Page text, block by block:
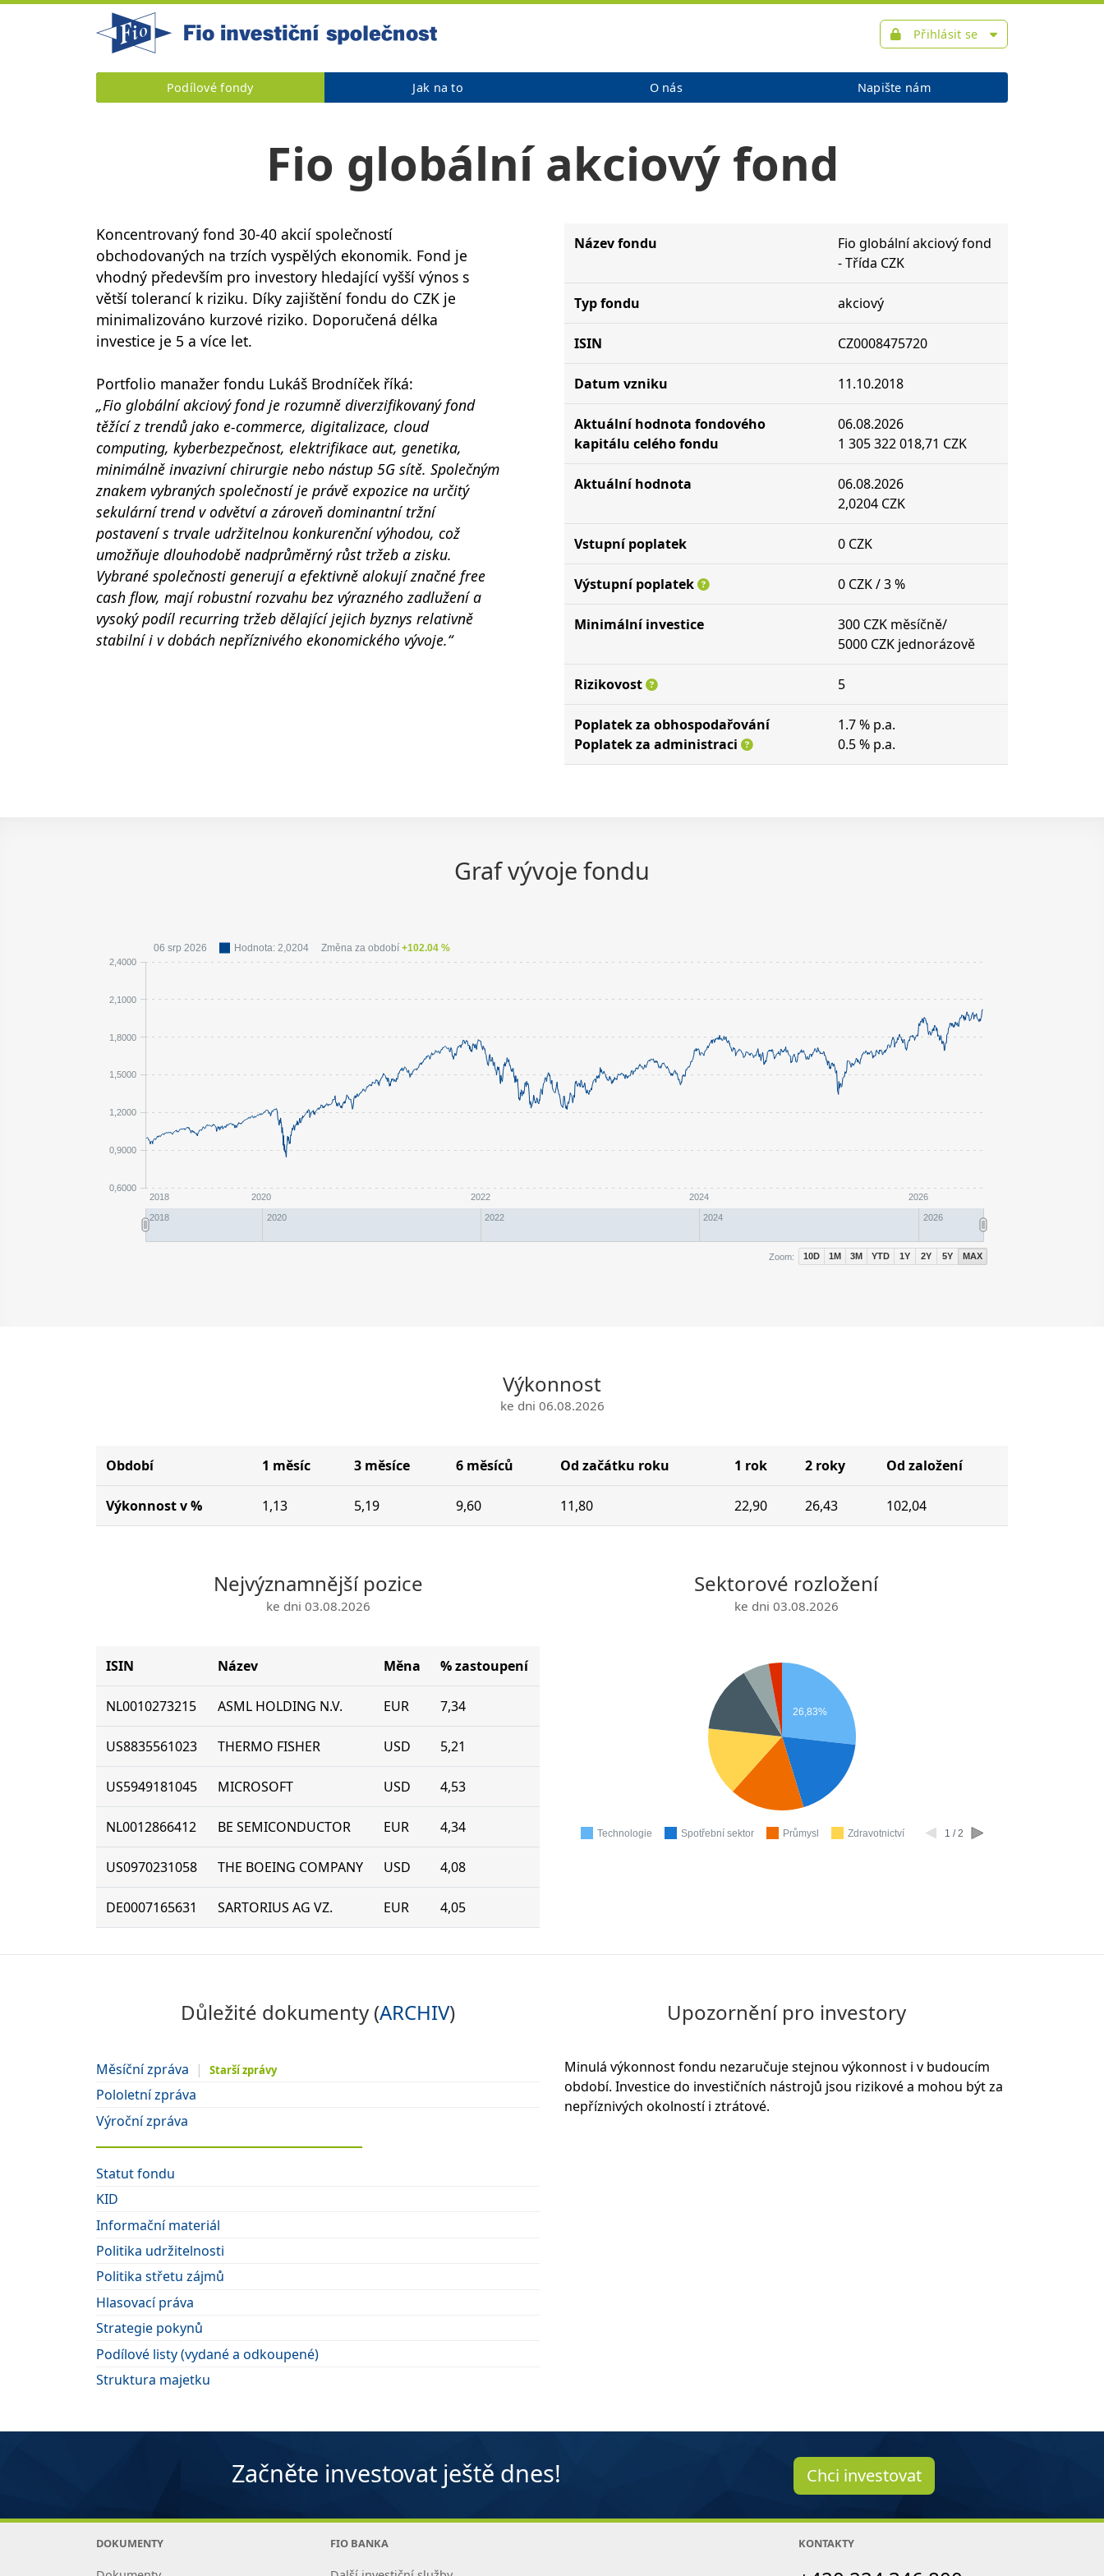
Přihlásit se
Podílové fondy Jak na to O nás Napište nám
Fio globální akciový fond
Koncentrovaný fond 30-40 akcií společností
obchodovaných na trzích vyspělých ekonomik. Fond je
vhodný především pro investory hledající vyšší výnos s
větší tolerancí k riziku. Díky zajištění fondu do CZK je
minimalizováno kurzové riziko. Doporučená délka
investice je 5 a více let.
Portfolio manažer fondu Lukáš Brodníček říká:
„Fio globální akciový fond je rozumně diverzifikovaný fond
těžící z trendů jako e-commerce, digitalizace, cloud
computing, kyberbezpečnost, elektrifikace aut, genetika,
minimálně invazivní chirurgie nebo nástup 5G sítě. Společným
znakem vybraných společností je právě expozice na určitý
sekulární trend v odvětví a zároveň dominantní tržní
postavení s trvale udržitelnou konkurenční výhodou, což
umožňuje dlouhodobě nadprůměrný růst tržeb a zisku.
Vybrané společnosti generují a efektivně alokují značné free
cash flow, mají robustní rozvahu bez výrazného zadlužení a
vysoký podíl recurring tržeb dělající jejich byznys relativně
stabilní i v dobách nepříznivého ekonomického vývoje.“
Název fondu
Fio globální akciový fond
- Třída CZK
Typ fondu akciový
ISIN CZ0008475720
Datum vzniku 11.10.2018
Aktuální hodnota fondového
kapitálu celého fondu
06.08.2026
1 305 322 018,71 CZK
Aktuální hodnota
06.08.2026
2,0204 CZK
Vstupní poplatek 0 CZK
Výstupní poplatek 0 CZK / 3 %
Minimální investice
300 CZK měsíčně/
5000 CZK jednorázově
Rizikovost 5
Poplatek za obhospodařování
Poplatek za administraci
1.7 % p.a.
0.5 % p.a.
Graf vývoje fondu
0,6000
0,9000
1,2000
1,5000
1,8000
2,1000
2,4000
2018 2022 2026
2020 2024
06 srp 2026 Hodnota: 2,0204 Změna za období +102.04 %
2018 2022 2026
2020 2024
Zoom: 10D 1M 3M YTD 1Y 2Y 5Y MAX
Výkonnost
ke dni 06.08.2026
Období 1 měsíc 3 měsíce 6 měsíců Od začátku roku 1 rok 2 roky Od založení
Výkonnost v % 1,13 5,19 9,60 11,80 22,90 26,43 102,04
Nejvýznamnější pozice
ke dni 03.08.2026
ISIN Název Měna % zastoupení
NL0010273215 ASML HOLDING N.V. EUR 7,34
US8835561023 THERMO FISHER USD 5,21
US5949181045 MICROSOFT USD 4,53
NL0012866412 BE SEMICONDUCTOR EUR 4,34
US0970231058 THE BOEING COMPANY USD 4,08
DE0007165631 SARTORIUS AG VZ. EUR 4,05
Sektorové rozložení
ke dni 03.08.2026
26,83%
Technologie Spotřební sektor Průmysl Zdravotnictví 1 / 2
Důležité dokumenty (ARCHIV)
Měsíční zpráva | Starší zprávy
Pololetní zpráva
Výroční zpráva
Statut fondu
KID
Informační materiál
Politika udržitelnosti
Politika střetu zájmů
Hlasovací práva
Strategie pokynů
Podílové listy (vydané a odkoupené)
Struktura majetku
Upozornění pro investory
Minulá výkonnost fondu nezaručuje stejnou výkonnost i v budoucím
období. Investice do investičních nástrojů jsou rizikové a mohou být za
nepříznivých okolností i ztrátové.
Začněte investovat ještě dnes! Chci investovat
DOKUMENTY FIO BANKA KONTAKTY